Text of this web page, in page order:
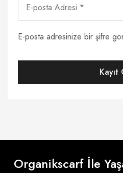
E-posta adresinize bir şifre
Kayıt
Organikscarf İle